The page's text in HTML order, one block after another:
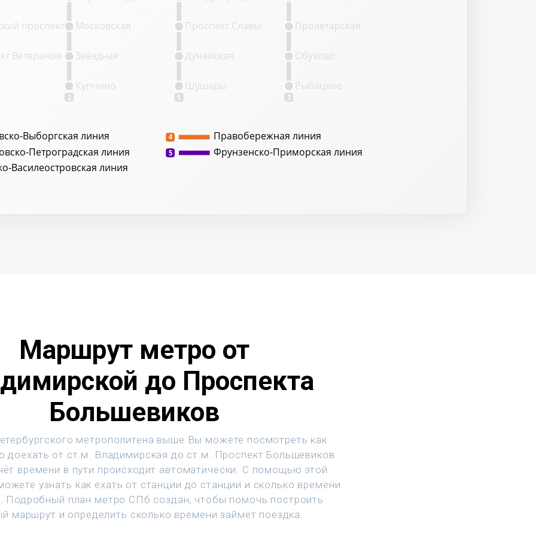
Выборгская линия
Петроградская линия
Василеостровская линия
Правобережная линия
4
Фрунзенско-Приморская линия
5
2 5 3
Ветеранов
проспект
Купчино
Звёздная
Московская
Рыбацкое
Обухово
Пролетарская
Проспект Славы
Дунайская
Шушары
Маршрут метро от
до Проспекта
Большевиков
метрополитена выше Вы можете посмотреть как
доехать от ст.м. Владимирская до ст.м. Проспект Большевиков.
времени в пути происходит автоматически. С помощью этой
узнать как ехать от станции до станции и сколько времени
Подробный план метро СПб создан, чтобы помочь построить
маршрут и определить сколько времени займёт поездка.